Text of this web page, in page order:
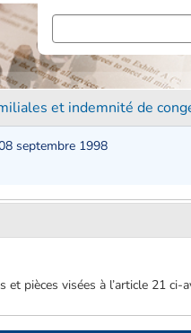
et indemnité de
septembre 1998
pièces visées à l’article 21 ci-